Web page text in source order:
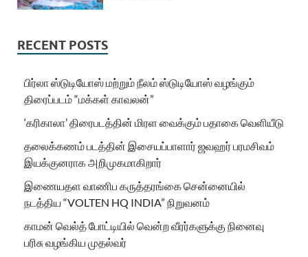
RECENT POSTS
பிர்லா ஸ்டுடியோஸ் மற்றும் நீலம் ஸ்டுடியோஸ் வழங்கும்
திரைப்படம் “மக்கள் காவலன்”
‘கரிகாலா’ திரைபடத்தின் மிரள வைக்கும் பதாகை வெளியீடு
தலைக்கணம் படத்தின் இசையப்பாளார் ஜவஹர் பரமசிவம்
இயக்குனராக அறிமுகமாகிறார்
இணையதள வாணிப கருத்தரங்கை சென்னையில்
நடத்திய “VOLTEN HQ INDIA” நிறுவனம்
காமன் வெல்த் போட்டியில் வென்ற வீரர்களுக்கு நினைவு
பரிசு வழங்கிய முதல்வர்